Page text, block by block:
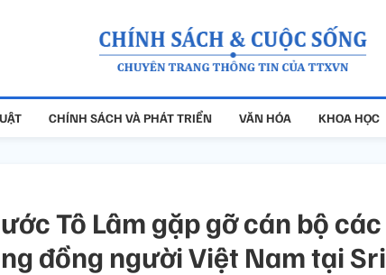
CHÍNH SÁCH VÀ PHÁT TRIỂN VĂN HÓA KHOA HỌC
Tô Lâm gặp gỡ cán bộ các
đồng người Việt Nam tại Sri